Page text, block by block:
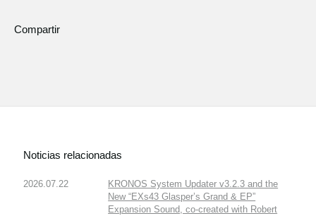
Compartir
Noticias relacionadas
2026.07.22
KRONOS System Updater v3.2.3 and the
New “EXs43 Glasper’s Grand & EP”
Expansion Sound, co-created with Robert